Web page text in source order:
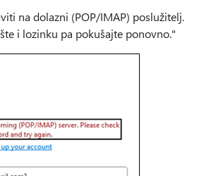
na dolazni (POP/IMAP) poslužitelj.
i lozinku pa pokušajte ponovno."